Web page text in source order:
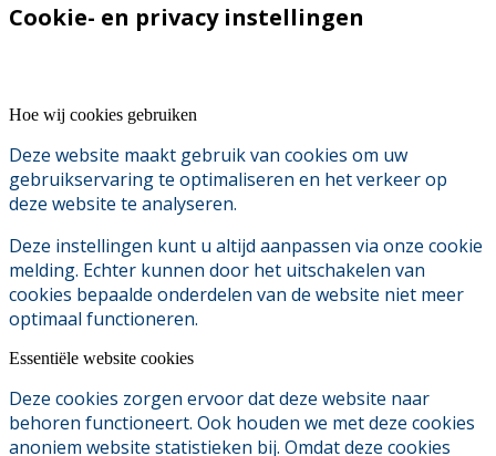
Cookie- en privacy instellingen
Hoe wij cookies gebruiken
Deze website maakt gebruik van cookies om uw
gebruikservaring te optimaliseren en het verkeer op
deze website te analyseren.
Deze instellingen kunt u altijd aanpassen via onze cookie
melding. Echter kunnen door het uitschakelen van
cookies bepaalde onderdelen van de website niet meer
optimaal functioneren.
Essentiële website cookies
Deze cookies zorgen ervoor dat deze website naar
behoren functioneert. Ook houden we met deze cookies
anoniem website statistieken bij. Omdat deze cookies